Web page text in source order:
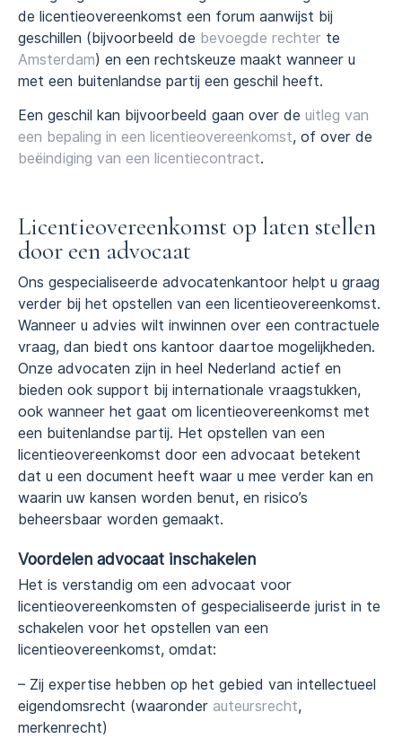
de licentieovereenkomst een forum aanwijst bij
geschillen (bijvoorbeeld de bevoegde rechter te
Amsterdam) en een rechtskeuze maakt wanneer u
met een buitenlandse partij een geschil heeft.
Een geschil kan bijvoorbeeld gaan over de uitleg van
een bepaling in een licentieovereenkomst, of over de
beëindiging van een licentiecontract.
Licentieovereenkomst op laten stellen
door een advocaat
Ons gespecialiseerde advocatenkantoor helpt u graag
verder bij het opstellen van een licentieovereenkomst.
Wanneer u advies wilt inwinnen over een contractuele
vraag, dan biedt ons kantoor daartoe mogelijkheden.
Onze advocaten zijn in heel Nederland actief en
bieden ook support bij internationale vraagstukken,
ook wanneer het gaat om licentieovereenkomst met
een buitenlandse partij. Het opstellen van een
licentieovereenkomst door een advocaat betekent
dat u een document heeft waar u mee verder kan en
waarin uw kansen worden benut, en risico’s
beheersbaar worden gemaakt.
Voordelen advocaat inschakelen
Het is verstandig om een advocaat voor
licentieovereenkomsten of gespecialiseerde jurist in te
schakelen voor het opstellen van een
licentieovereenkomst, omdat:
– Zij expertise hebben op het gebied van intellectueel
eigendomsrecht (waaronder auteursrecht,
merkenrecht)